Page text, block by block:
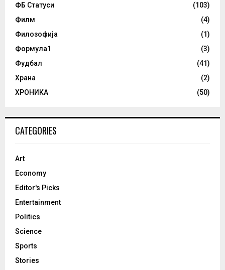
ФБ Статуси
(103)
Филм
(4)
Филозофија
(1)
Формула1
(3)
Фудбал
(41)
Храна
(2)
ХРОНИКА
(50)
CATEGORIES
Art
Economy
Editor's Picks
Entertainment
Politics
Science
Sports
Stories